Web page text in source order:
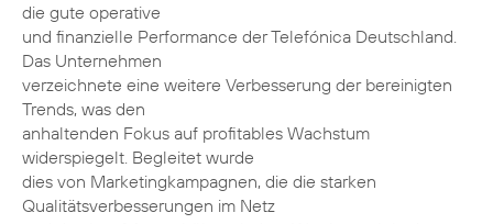
die gute operative
und finanzielle Performance der Telefónica Deutschland.
Das Unternehmen
verzeichnete eine weitere Verbesserung der bereinigten
Trends, was den
anhaltenden Fokus auf profitables Wachstum
widerspiegelt. Begleitet wurde
dies von Marketingkampagnen, die die starken
Qualitätsverbesserungen im Netz